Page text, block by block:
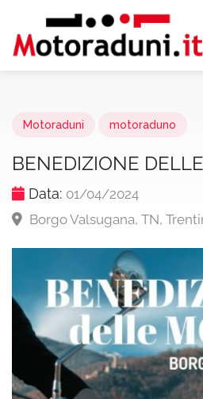
Motoraduni motoraduno
BENEDIZIONE
Data: 01/04/2024
Borgo Valsugana, TN,